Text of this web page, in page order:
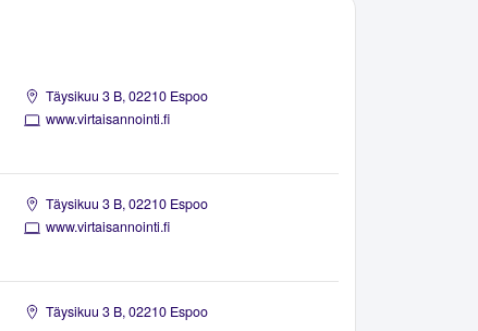
Täysikuu 3 B, 02210 Espoo
www.virtaisannointi.fi
Täysikuu 3 B, 02210 Espoo
www.virtaisannointi.fi
Täysikuu 3 B, 02210 Espoo